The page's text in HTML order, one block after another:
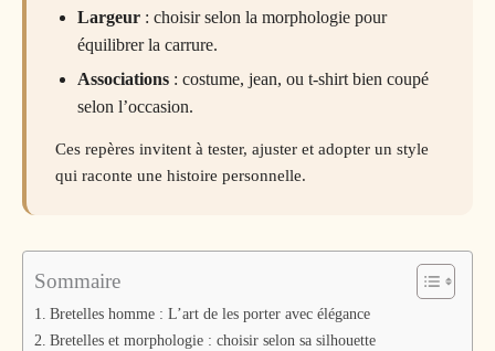
Largeur : choisir selon la morphologie pour
équilibrer la carrure.
Associations : costume, jean, ou t-shirt bien coupé
selon l’occasion.
Ces repères invitent à tester, ajuster et adopter un style
qui raconte une histoire personnelle.
Sommaire
Bretelles homme : L’art de les porter avec élégance
Bretelles et morphologie : choisir selon sa silhouette